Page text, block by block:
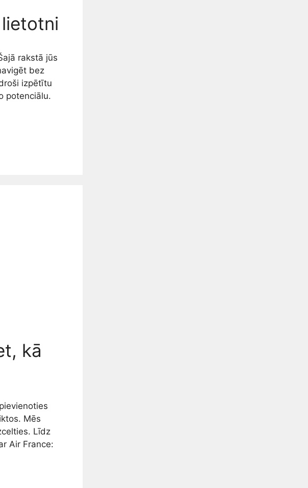
rakstā jūs
bez
izpētītu
potenciālu.
kā
Mēs
Līdz
Air France: